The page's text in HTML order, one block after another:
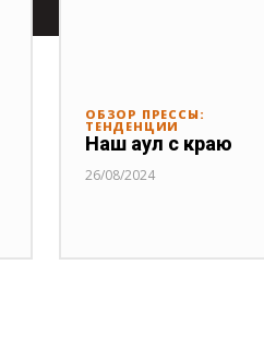
ОБЗОР ПРЕССЫ:
ТЕНДЕНЦИИ
Наш аул с краю
26/08/2024